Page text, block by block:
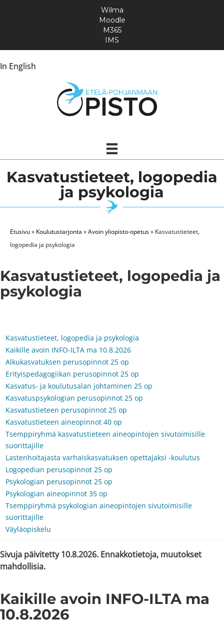
In English
Wilma
Moodle
M365
IMS
Kasvatustieteet, logopedia
ja psykologia
Etusivu» Koulutustarjonta »Avoin yliopisto-opetus» Kasvatustieteet,
logopedia ja psykologia
Kasvatustieteet, logopedia ja
psykologia
Kasvatustieteet, logopedia ja psykologia
Kaikille avoin INFO-ILTA ma 10.8.2026
Alkukasvatuksen perusopinnot 25 op
Erityispedagogiikan perusopinnot 25 op
Kasvatus- ja koulutusalan johtaminen 25 op
Kasvatuspsykologian perusopinnot 25 op
Kasvatustieteen perusopinnot 25 op
Kasvatustieteen aineopinnot 40 op
Tsemppiryhmä kasvatustieteen aineopintojen sivutoimisille
suorittajille
Lastenhoitajasta varhaiskasvatuksen opettajaksi -koulutus
Logopedian perusopinnot 25 op
Psykologian perusopinnot 25 op
Psykologian aineopinnot 35 op
Tsemppiryhmä psykologian aineopintojen sivutoimisille
suorittajille
Väyläopiskelu
Sivuja päivitetty 10.8.2026. Ennakkotietoja, muutokset
mahdollisia.
Kaikille avoin INFO-ILTA ma
10.8.2026